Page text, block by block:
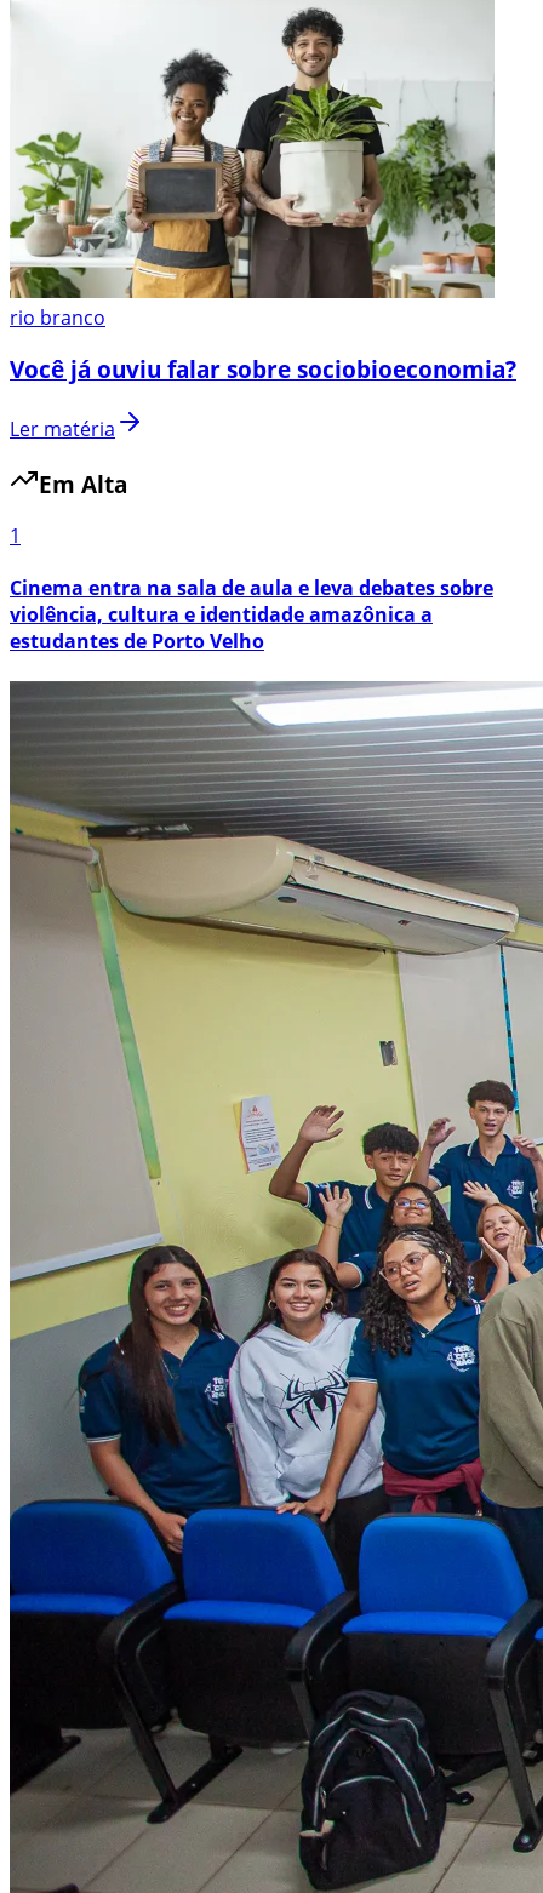
rio branco
Você já ouviu falar sobre sociobioeconomia?
Ler matéria
Em Alta
1
Cinema entra na sala de aula e leva debates sobre
violência, cultura e identidade amazônica a
estudantes de Porto Velho